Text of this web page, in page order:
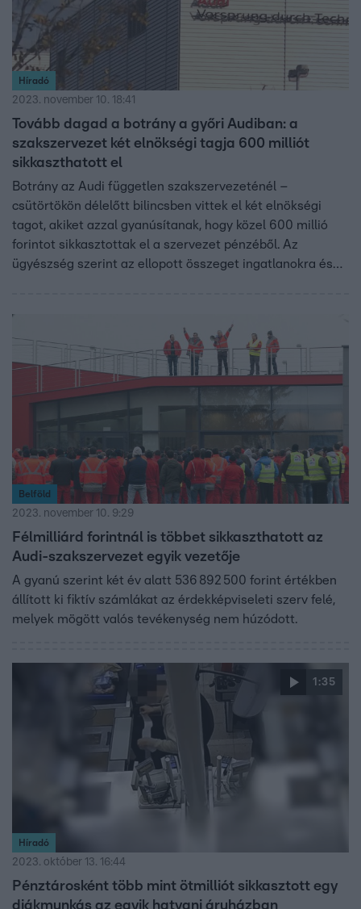
Híradó
2023. november 10. 18:41
Tovább dagad a botrány a győri Audiban: a
szakszervezet két elnökségi tagja 600 milliót
sikkaszthatott el
Botrány az Audi független szakszervezeténél –
csütörtökön délelőtt bilincsben vittek el két elnökségi
tagot, akiket azzal gyanúsítanak, hogy közel 600 millió
forintot sikkasztottak el a szervezet pénzéből. Az
ügyészség szerint az ellopott összeget ingatlanokra és
mondta: védencének minden elköltött forintról
bizonyítéka van.
Belföld
2023. november 10. 9:29
Félmilliárd forintnál is többet sikkaszthatott az
Audi-szakszervezet egyik vezetője
A gyanú szerint két év alatt 536 892 500 forint értékben
állított ki fiktív számlákat az érdekképviseleti szerv felé,
melyek mögött valós tevékenység nem húzódott.
1:35
Híradó
2023. október 13. 16:44
Pénztárosként több mint ötmilliót sikkasztott egy
diákmunkás az egyik hatvani áruházban